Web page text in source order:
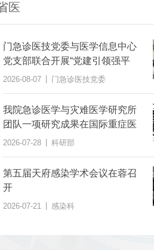
医
第五届天府感染学术会议在蓉召开
门急诊医技党委与医学信息中心
党支部联合开展“党建引领强平
台，AI赋能提质效”主题党日活动
2026-08-07 门急诊医技党委
我院急诊医学与灾难医学研究所
团队一项研究成果在国际重症医
学权威医学期刊上发表
2026-07-28 科研部
第五届天府感染学术会议在蓉召
开
2026-07-21 感染科